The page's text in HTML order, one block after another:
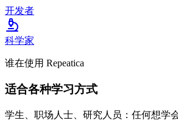
开发者
科学家
谁在使用 Repeatica
适合各种学习方式
学生、职场人士、研究人员：任何想学